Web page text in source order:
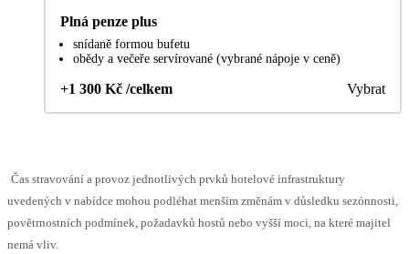
Plná penze plus
snídaně formou bufetu
obědy a večeře servírované (vybrané nápoje v ceně)
+1 300 Kč /celkem Vybrat
Čas stravování a provoz jednotlivých prvků hotelové infrastruktury
uvedených v nabídce mohou podléhat menším změnám v důsledku sezónnosti,
povětrnostních podmínek, požadavků hostů nebo vyšší moci, na které majitel
nemá vliv.